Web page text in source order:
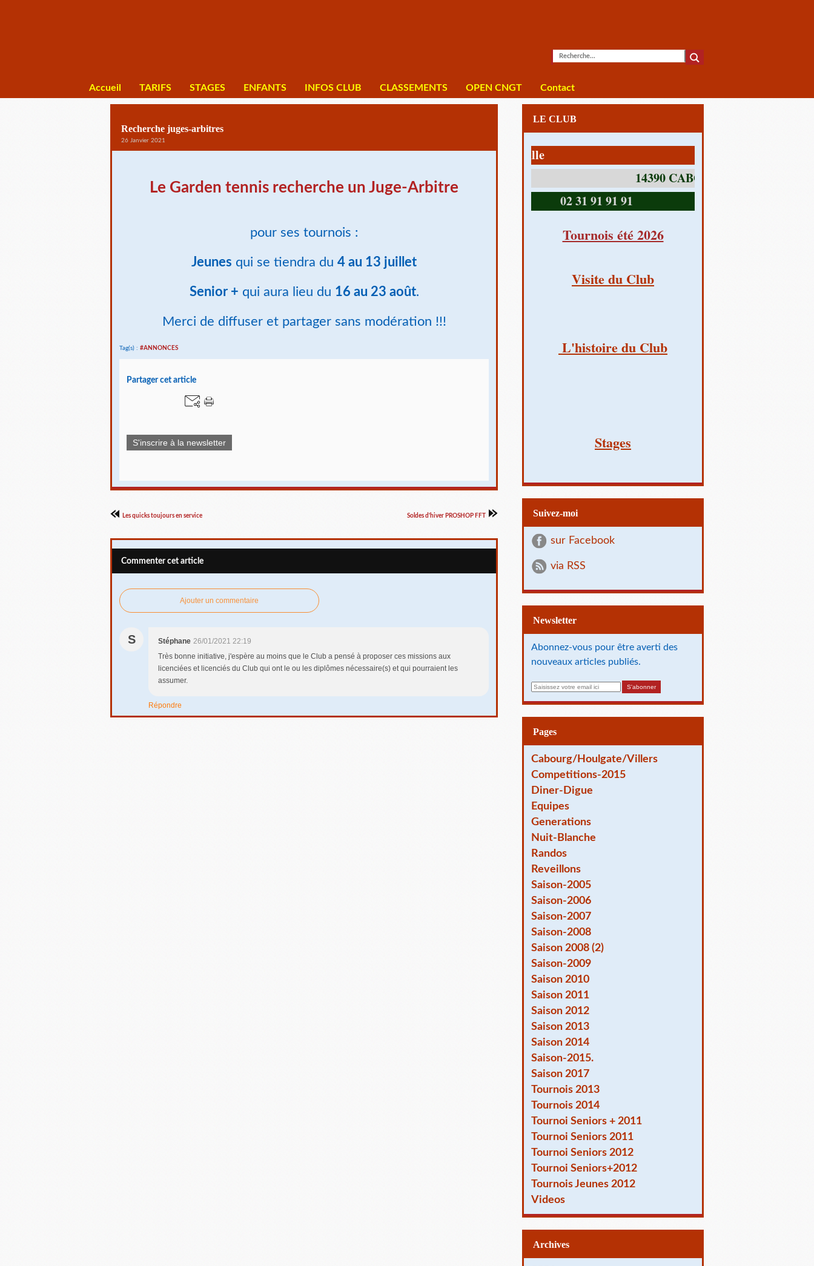
Accueil TARIFS STAGES ENFANTS INFOS CLUB CLASSEMENTS OPEN CNGT Contact
Recherche juges-arbitres
26 Janvier 2021
Le Garden tennis recherche un Juge-Arbitre
pour ses tournois :
Jeunes qui se tiendra du 4 au 13 juillet
Senior + qui aura lieu du 16 au 23 août.
Merci de diffuser et partager sans modération !!!
Tag(s) : #ANNONCES
Partager cet article
S'inscrire à la newsletter
Les quicks toujours en service Soldes d'hiver PROSHOP FFT
Commenter cet article
Ajouter un commentaire
S Stéphane 26/01/2021 22:19
Très bonne initiative, j'espère au moins que le Club a pensé à proposer ces missions aux
licenciées et licenciés du Club qui ont le ou les diplômes nécessaire(s) et qui pourraient les
assumer.
Répondre
LE CLUB
14390 CABOURG
02 31 91 91 91
Tournois été 2026
Visite du Club
L'histoire du Club
Stages
Suivez-moi
sur Facebook
via RSS
Newsletter
Abonnez-vous pour être averti des
nouveaux articles publiés.
a
i
Pages
Cabourg/Houlgate/Villers
Competitions-2015
Diner-Digue
Equipes
Generations
Nuit-Blanche
Randos
Reveillons
Saison-2005
Saison-2006
Saison-2007
Saison-2008
Saison 2008 (2)
Saison-2009
Saison 2010
Saison 2011
Saison 2012
Saison 2013
Saison 2014
Saison-2015.
Saison 2017
Tournois 2013
Tournois 2014
Tournoi Seniors + 2011
Tournoi Seniors 2011
Tournoi Seniors 2012
Tournoi Seniors+2012
Tournois Jeunes 2012
Videos
Archives